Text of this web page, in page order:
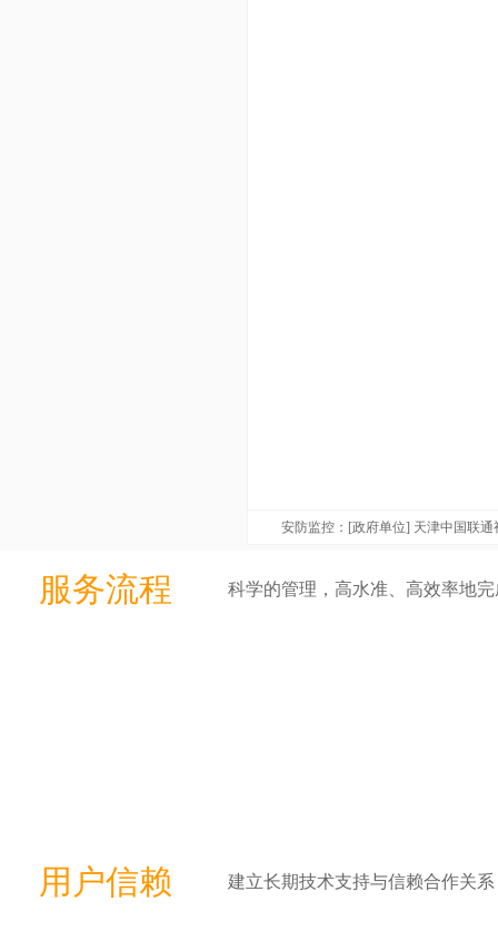
安防监控：[政府单位] 天津中国联
服务流程 科学的管理，高水准、高效率地
用户信赖 建立长期技术支持与信赖合作关系